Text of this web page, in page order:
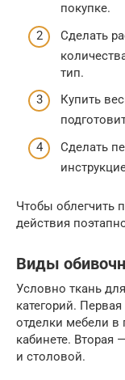
покупке.
Сделать
тип.
Купить
Сделать
Чтобы облегчить
действия
Виды
Условно ткань
категорий.
отделки мебели в
кабинете. Вторая
и столовой.